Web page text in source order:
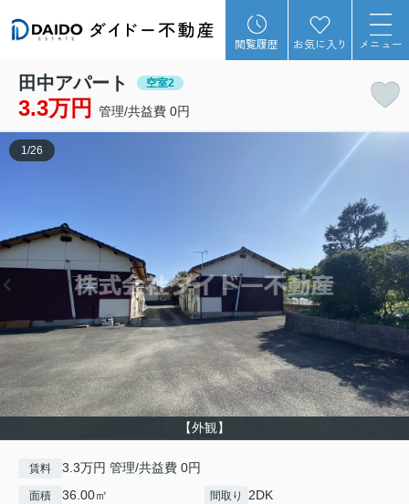
閲覧履歴 お気に入り メニュー
田中アパート 空室2
3.3万円 管理/共益費 0円
【外観】
1 /26
賃料 3.3万円 管理/共益費 0円
面積 36.00㎡ 間取り 2DK